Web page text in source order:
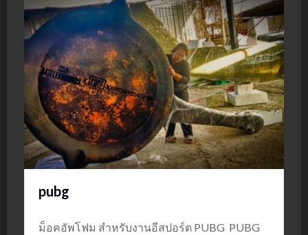
pubg
ม็อคอัพโฟม สำหรับงานอีสปอร์ต PUBG PUBG